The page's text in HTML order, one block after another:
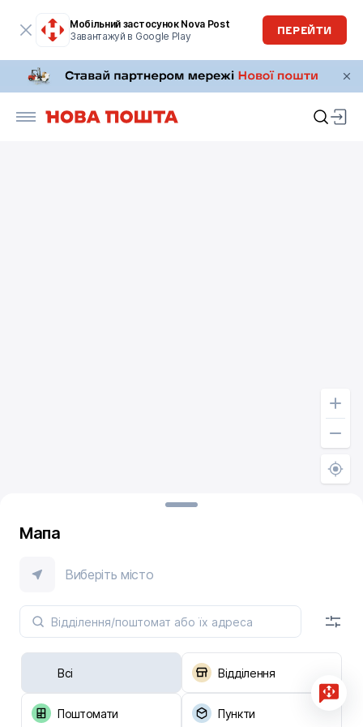
Мобільний застосунок Nova Post
Завантажуй в Google Play
ПЕРЕЙТИ
Мапа
Виберіть місто
Всі Відділення
Поштомати Пункти